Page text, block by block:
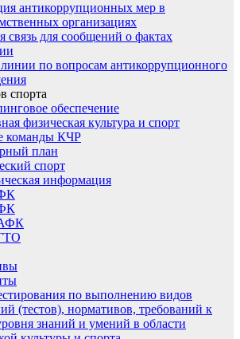
антикоррупционных мер в
организациях
связь для сообщений о фактах
по вопросам антикоррупционного
спорта
обеспечение
физическая культура и спорт
команды КЧР
план
спорт
информация
по выполнению видов
(тестов), нормативов, требований к
знаний и умений в области